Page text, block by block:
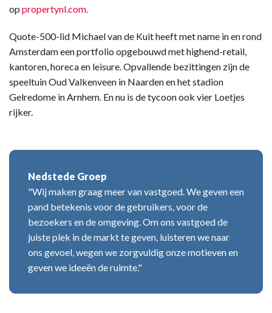
op propertynl.com.
Quote-500-lid Michael van de Kuit heeft met name in en rond
Amsterdam een portfolio opgebouwd met highend-retail,
kantoren, horeca en leisure. Opvallende bezittingen zijn de
speeltuin Oud Valkenveen in Naarden en het stadion
Gelredome in Arnhem. En nu is de tycoon ook vier Loetjes
rijker.
Nedstede Groep
"Wij maken graag meer van vastgoed. We geven een
pand betekenis voor de gebruikers, voor de
bezoekers en de omgeving. Om ons vastgoed de
juiste plek in de markt te geven, luisteren we naar
ons gevoel, wegen we zorgvuldig onze motieven en
geven we ideeën de ruimte."